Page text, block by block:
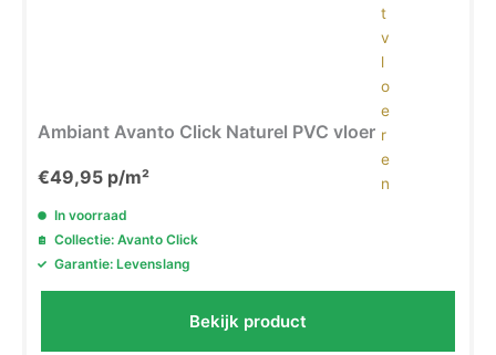
Ambiant Avanto Click Naturel PVC vloer
€49,95 p/m²
In voorraad
Collectie: Avanto Click
Garantie: Levenslang
Bekijk product